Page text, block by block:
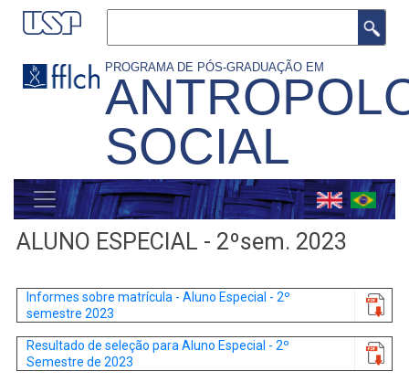
Pular
para
conteúdo
PROGRAMA DE PÓS-GRADUAÇÃO EM
SOCIAL
MENU
GERAL
ALUNO ESPECIAL - 2ºsem. 2023
Informes sobre matrícula - Aluno Especial - 2º
semestre 2023
Resultado de seleção para Aluno Especial - 2º
Semestre de 2023